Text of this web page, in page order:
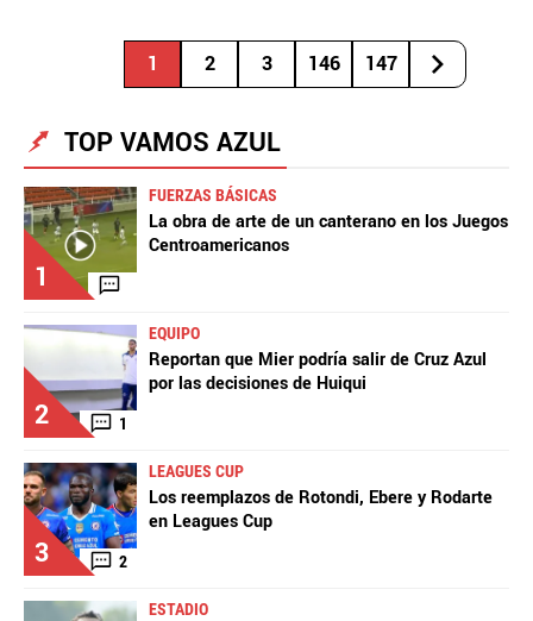
1 2 3 146 147
TOP VAMOS AZUL
1
FUERZAS BÁSICAS
La obra de arte de un canterano en los Juegos
Centroamericanos
2 1
EQUIPO
Reportan que Mier podría salir de Cruz Azul
por las decisiones de Huiqui
3 2
LEAGUES CUP
Los reemplazos de Rotondi, Ebere y Rodarte
en Leagues Cup
ESTADIO